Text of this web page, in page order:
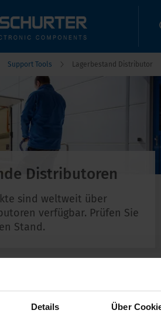
Details Über
Support Tools Lagerbestand Distributor
Distributoren
sind weltweit über
verfügbar. Prüfen Sie
Stand.